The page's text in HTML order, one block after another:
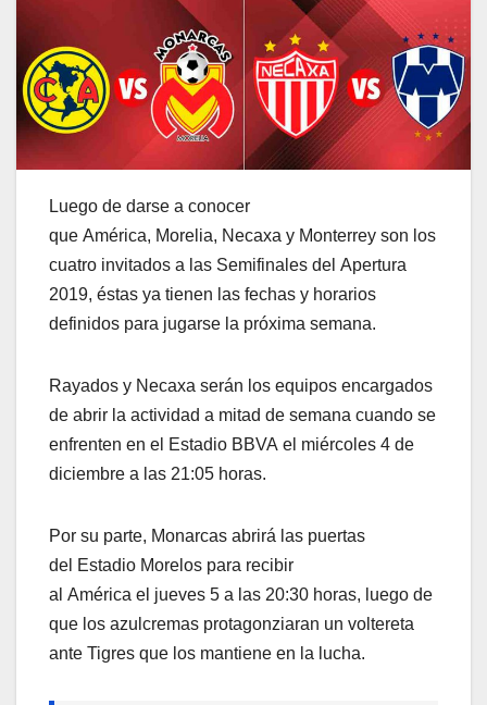
Luego de darse a conocer
que América, Morelia, Necaxa y Monterrey son los
cuatro invitados a las Semifinales del Apertura
2019, éstas ya tienen las fechas y horarios
definidos para jugarse la próxima semana.
Rayados y Necaxa serán los equipos encargados
de abrir la actividad a mitad de semana cuando se
enfrenten en el Estadio BBVA el miércoles 4 de
diciembre a las 21:05 horas.
Por su parte, Monarcas abrirá las puertas
del Estadio Morelos para recibir
al América el jueves 5 a las 20:30 horas, luego de
que los azulcremas protagonziaran un voltereta
ante Tigres que los mantiene en la lucha.